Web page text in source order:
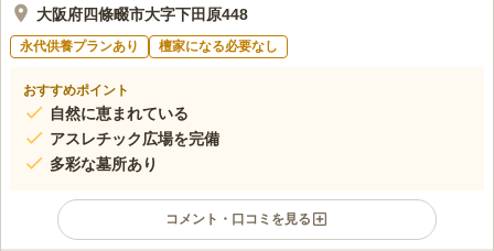
大阪府四條畷市大字下田原448
永代供養プランあり 檀家になる必要なし
おすすめポイント
自然に恵まれている
アスレチック広場を完備
多彩な墓所あり
コメント・口コミを見る